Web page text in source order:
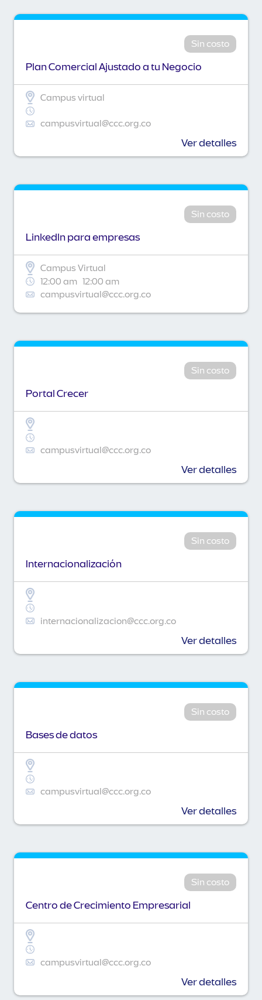
Sin costo
Plan Comercial Ajustado a tu Negocio
Campus virtual
campusvirtual@ccc.org.co
Ver detalles
Sin costo
Linkedln para empresas
Campus Virtual
12:00 am 12:00 am
campusvirtual@ccc.org.co
Sin costo
Portal Crecer
campusvirtual@ccc.org.co
Ver detalles
Sin costo
Internacionalización
internacionalizacion@ccc.org.co
Ver detalles
Sin costo
Bases de datos
campusvirtual@ccc.org.co
Ver detalles
Sin costo
Centro de Crecimiento Empresarial
campusvirtual@ccc.org.co
Ver detalles